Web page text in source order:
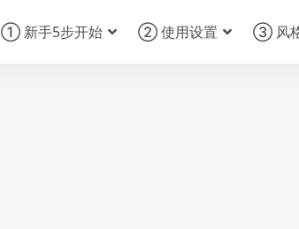
① 新手5步开始 ② 使用设置 ③ 风